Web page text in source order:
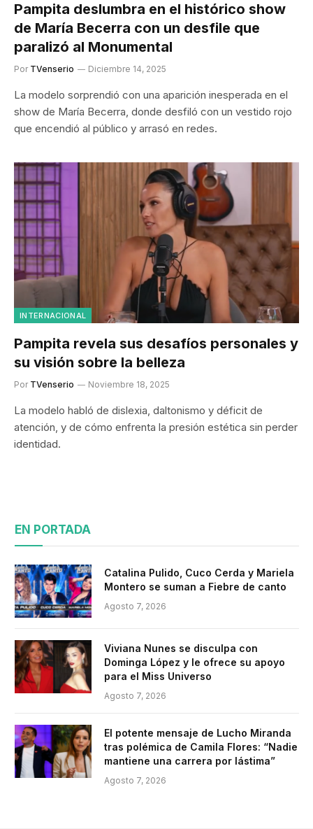
Pampita deslumbra en el histórico show
de María Becerra con un desfile que
paralizó al Monumental
Por TVenserio Diciembre 14, 2025
La modelo sorprendió con una aparición inesperada en el
show de María Becerra, donde desfiló con un vestido rojo
que encendió al público y arrasó en redes.
INTERNACIONAL
Pampita revela sus desafíos personales y
su visión sobre la belleza
Por TVenserio Noviembre 18, 2025
La modelo habló de dislexia, daltonismo y déficit de
atención, y de cómo enfrenta la presión estética sin perder
identidad.
EN PORTADA
Catalina Pulido, Cuco Cerda y Mariela
Montero se suman a Fiebre de canto
Agosto 7, 2026
Viviana Nunes se disculpa con
Dominga López y le ofrece su apoyo
para el Miss Universo
Agosto 7, 2026
El potente mensaje de Lucho Miranda
tras polémica de Camila Flores: “Nadie
mantiene una carrera por lástima”
Agosto 7, 2026